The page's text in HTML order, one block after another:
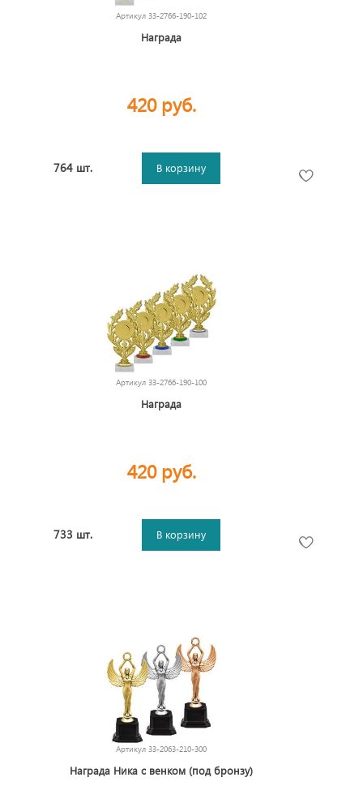
Артикул 33-2766-190-102
Награда
420 руб.
764 шт. В корзину
Артикул 33-2766-190-100
Награда
420 руб.
733 шт. В корзину
Артикул 33-2063-210-300
Награда Ника с венком (под бронзу)